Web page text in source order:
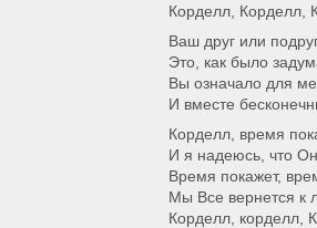
Корделл, Корделл,
Ваш друг или
Это, как было
Вы означало для
И вместе
Корделл, время
И я надеюсь, что
Время покажет,
Мы Все вернется к
Корделл, корделл,